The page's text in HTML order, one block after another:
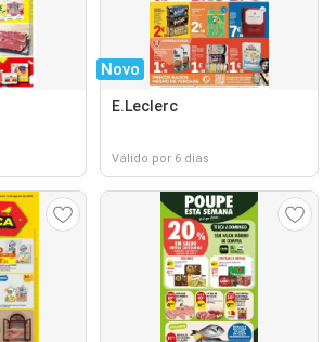
Novo
E.Leclerc
Válido por 6 dias